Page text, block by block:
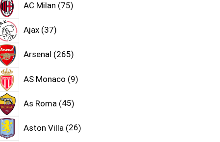
AC Milan 75
Ajax 37
Arsenal 265
AS Monaco 9
As Roma 45
Aston Villa 26